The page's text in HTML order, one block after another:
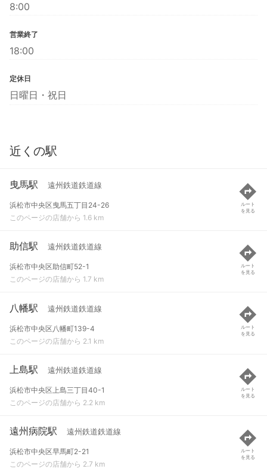
8:00
営業終了
18:00
定休日
日曜日・祝日
近くの駅
曳馬駅 遠州鉄道鉄道線
浜松市中央区曳馬五丁目24-26
このページの店舗から 1.6 km
ルート
を見る
助信駅 遠州鉄道鉄道線
浜松市中央区助信町52-1
このページの店舗から 1.7 km
ルート
を見る
八幡駅 遠州鉄道鉄道線
浜松市中央区八幡町139-4
このページの店舗から 2.1 km
ルート
を見る
上島駅 遠州鉄道鉄道線
浜松市中央区上島三丁目40-1
このページの店舗から 2.2 km
ルート
を見る
遠州病院駅 遠州鉄道鉄道線
浜松市中央区早馬町2-21
このページの店舗から 2.7 km
ルート
を見る